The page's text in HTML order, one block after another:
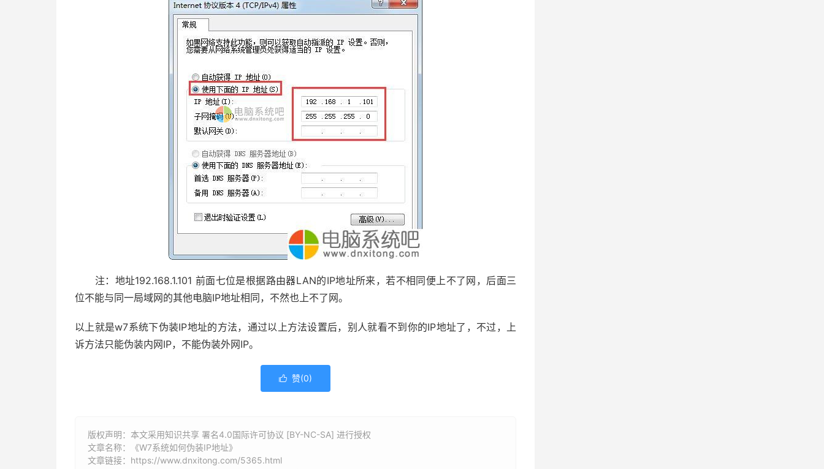
注：地址192.168.1.101 前面七位是根据路由器LAN的IP地址所来，若不相同便上不了网，后面三
位不能与同一局域网的其他电脑IP地址相同，不然也上不了网。
以上就是w7系统下伪装IP地址的方法，通过以上方法设置后，别人就看不到你的IP地址了，不过，上
诉方法只能伪装内网IP，不能伪装外网IP。
 赞(0)
版权声明：本文采用知识共享 署名4.0国际许可协议 [BY-NC-SA] 进行授权
文章名称：《W7系统如何伪装IP地址》
文章链接： https://www.dnxitong.com/5365.html